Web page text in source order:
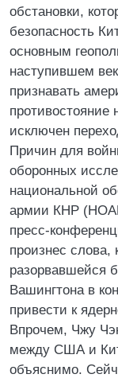
обстановки,
безопасность
основным
наступившем
признавать
исключен
Причин для
оборонных
национальной
армии КНР
пресс-
произнес слова,
разорвавшейся
Вашингтона в
привести к
Впрочем, Чжу
между США и
объяснимо.